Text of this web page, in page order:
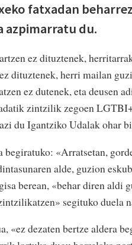
fatxadan
azpimarratu du.
ez dituztenek,
dituztenek, herri mailan
ez dutenek, eta deusen
zintzilik zegoen
du Igantziko Udalak ohar
«Arratsetan,
alde, guzion
berean, «behar diren aldi
segituko duela
«ez dezaten bertze aldera